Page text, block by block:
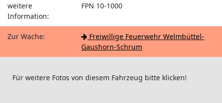
weitere
Information:
FPN 10-1000
Zur Wache:
Freiwillige Feuerwehr Welmbüttel-
Gaushorn-Schrum
Für weitere Fotos von diesem Fahrzeug bitte klicken!